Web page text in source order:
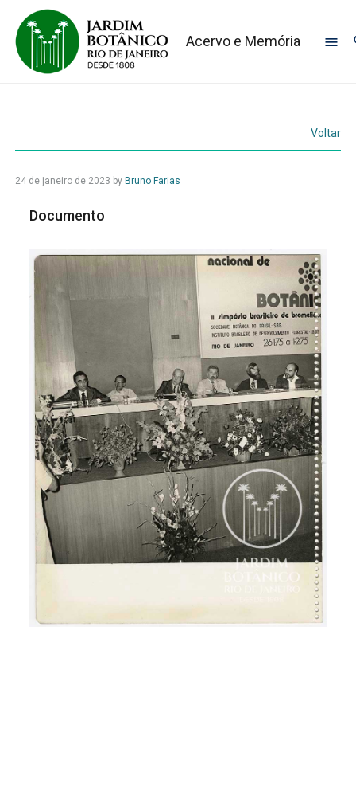
Acervo e Memória
Voltar
24 de janeiro de 2023 by Bruno Farias
Documento